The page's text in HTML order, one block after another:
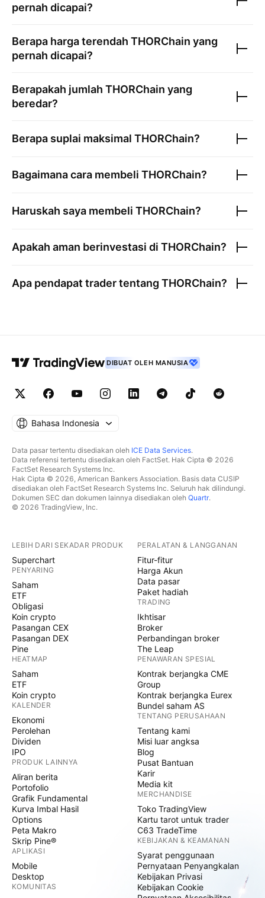
pernah dicapai?
Berapa harga terendah THORChain yang
pernah dicapai?
Berapakah jumlah THORChain yang
beredar?
Berapa suplai maksimal THORChain?
Bagaimana cara membeli THORChain?
Haruskah saya membeli THORChain?
Apakah aman berinvestasi di THORChain?
Apa pendapat trader tentang THORChain?
DIBUAT OLEH MANUSIA
Bahasa Indonesia
Data pasar tertentu disediakan oleh ICE Data Services.
Data referensi tertentu disediakan oleh FactSet. Hak Cipta © 2026
FactSet Research Systems Inc.
Hak Cipta © 2026, American Bankers Association. Basis data CUSIP
disediakan oleh FactSet Research Systems Inc. Seluruh hak dilindungi.
Dokumen SEC dan dokumen lainnya disediakan oleh Quartr.
© 2026 TradingView, Inc.
LEBIH DARI SEKADAR PRODUK
Superchart
PENYARING
Saham
ETF
Obligasi
Koin crypto
Pasangan CEX
Pasangan DEX
Pine
HEATMAP
Saham
ETF
Koin crypto
KALENDER
Ekonomi
Perolehan
Dividen
IPO
PRODUK LAINNYA
Aliran berita
Portofolio
Grafik Fundamental
Kurva Imbal Hasil
Options
Peta Makro
Skrip Pine®
APLIKASI
Mobile
Desktop
KOMUNITAS
PERALATAN & LANGGANAN
Fitur-fitur
Harga Akun
Data pasar
Paket hadiah
TRADING
Ikhtisar
Broker
Perbandingan broker
The Leap
PENAWARAN SPESIAL
Kontrak berjangka CME
Group
Kontrak berjangka Eurex
Bundel saham AS
TENTANG PERUSAHAAN
Tentang kami
Misi luar angksa
Blog
Pusat Bantuan
Karir
Media kit
MERCHANDISE
Toko TradingView
Kartu tarot untuk trader
C63 TradeTime
KEBIJAKAN & KEAMANAN
Syarat penggunaan
Pernyataan Penyangkalan
Kebijakan Privasi
Kebijakan Cookie